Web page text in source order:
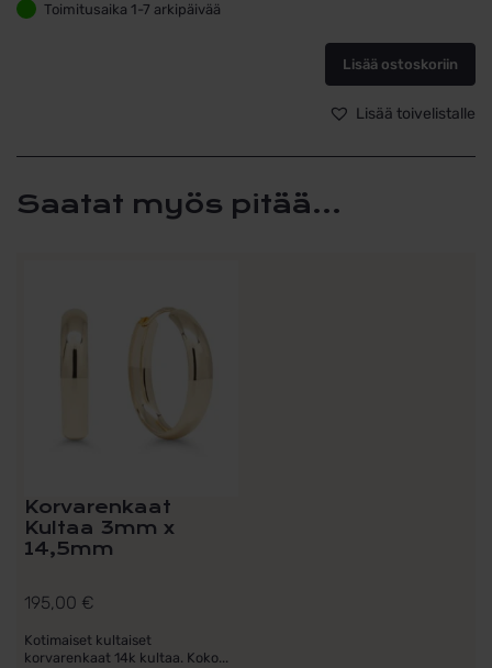
määrä
Toimitusaika 1-7 arkipäivää
Lisää ostoskoriin
Lisää toivelistalle
Saatat myös pitää...
Korvarenkaat
Kultaa 3mm x
14,5mm
195,00 €
Kotimaiset kultaiset
korvarenkaat 14k kultaa. Koko...